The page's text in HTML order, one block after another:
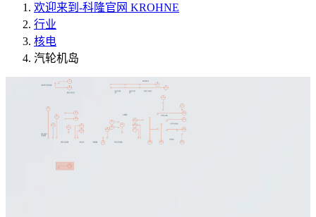
欢迎来到-科隆官网 KROHNE
行业
核电
汽轮机岛